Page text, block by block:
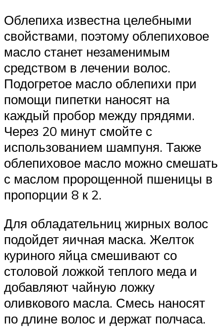
Облепиха известна целебными
свойствами, поэтому облепиховое
масло станет незаменимым
средством в лечении волос.
Подогретое масло облепихи при
помощи пипетки наносят на
каждый пробор между прядями.
Через 20 минут смойте с
использованием шампуня. Также
облепиховое масло можно смешать
с маслом пророщенной пшеницы в
пропорции 8 к 2.
Для обладательниц жирных волос
подойдет яичная маска. Желток
куриного яйца смешивают со
столовой ложкой теплого меда и
добавляют чайную ложку
оливкового масла. Смесь наносят
по длине волос и держат полчаса.